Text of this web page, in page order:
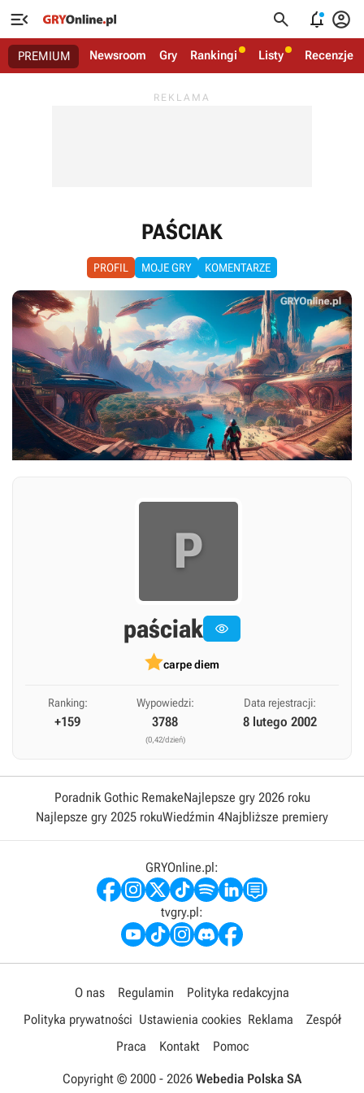
   
PREMIUM Newsroom Gry Rankingi Listy Recenzje
PAŚCIAK
PROFIL MOJE GRY KOMENTARZE
P
paściak 
carpe diem
Ranking:
+159
Wypowiedzi:
3788
(0,42/dzień)
Data rejestracji:
8 lutego 2002
Poradnik Gothic RemakeNajlepsze gry 2026 roku
Najlepsze gry 2025 rokuWiedźmin 4Najbliższe premiery
GRYOnline.pl:
tvgry.pl:
O nas Regulamin
Polityka redakcyjna
Polityka prywatności Ustawienia cookies Reklama
Zespół
Praca
Kontakt Pomoc
Copyright © 2000 - 2026 Webedia Polska SA